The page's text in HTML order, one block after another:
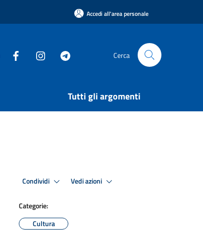
Accedi all'area personale
Cerca
Tutti gli argomenti
Condividi Vedi azioni
Categorie:
Cultura